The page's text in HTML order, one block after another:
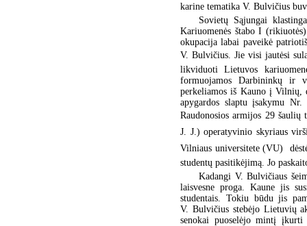
karine tematika V. Bulvičius
Sovietų Sąjungai
Kariuomenės štabo I
okupacija labai paveikė
V. Bulvičius. Jie visi jautėsi
likviduoti Lietuvos
formuojamos Darbininkų ir
perkeliamos iš Kauno į Vilnių,
apygardos slaptu įsakymu
Raudonosios armijos 29
J. J.) operatyvinio skyriaus
Vilniaus universitete (VU) 
studentų pasitikėjimą. Jo
Kadangi V. Bulvičiaus
laisvesne proga. Kaune jis
studentais. Tokiu būdu jis
V. Bulvičius stebėjo Lietuvių
senokai puoselėjo mintį